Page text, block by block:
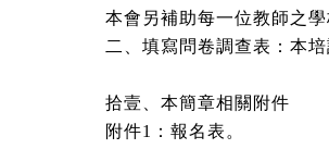
本會另補助每一位教師之
二、填寫問卷調查表：本
拾壹、本簡章相關附件
附件1：報名表。